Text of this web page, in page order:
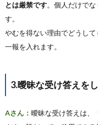
とは厳禁です。個人だけで
す。
やむを得ない理由でどうし
一報を入れます。
3.曖昧な受け答えを
Aさん： 曖昧な受け答えは、